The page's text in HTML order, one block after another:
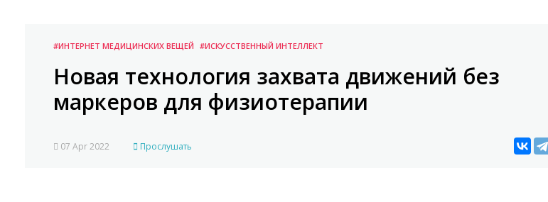
#ИНТЕРНЕТ МЕДИЦИНСКИХ ВЕЩЕЙ #ИСКУССТВЕННЫЙ ИНТЕЛЛЕКТ
Новая технология захвата движений без
маркеров для физиотерапии
07 Apr 2022 Прослушать